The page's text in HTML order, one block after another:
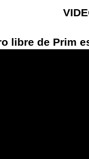
libre de Prim